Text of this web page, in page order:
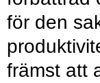
för den
främst att